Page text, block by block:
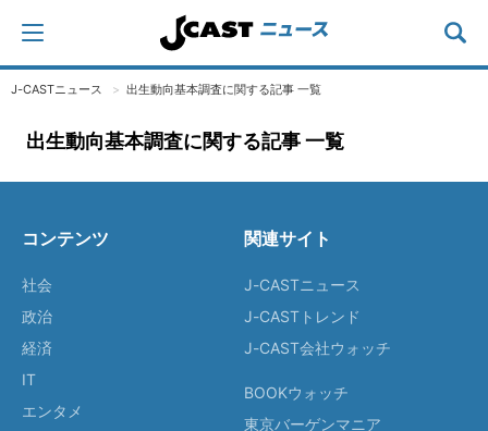
J-CASTニュース 出生動向基本調査に関する記事 一覧
出生動向基本調査に関する記事 一覧
コンテンツ
社会
政治
経済
IT
エンタメ
関連サイト
J-CASTニュース
J-CASTトレンド
J-CAST会社ウォッチ
BOOKウォッチ
東京バーゲンマニア